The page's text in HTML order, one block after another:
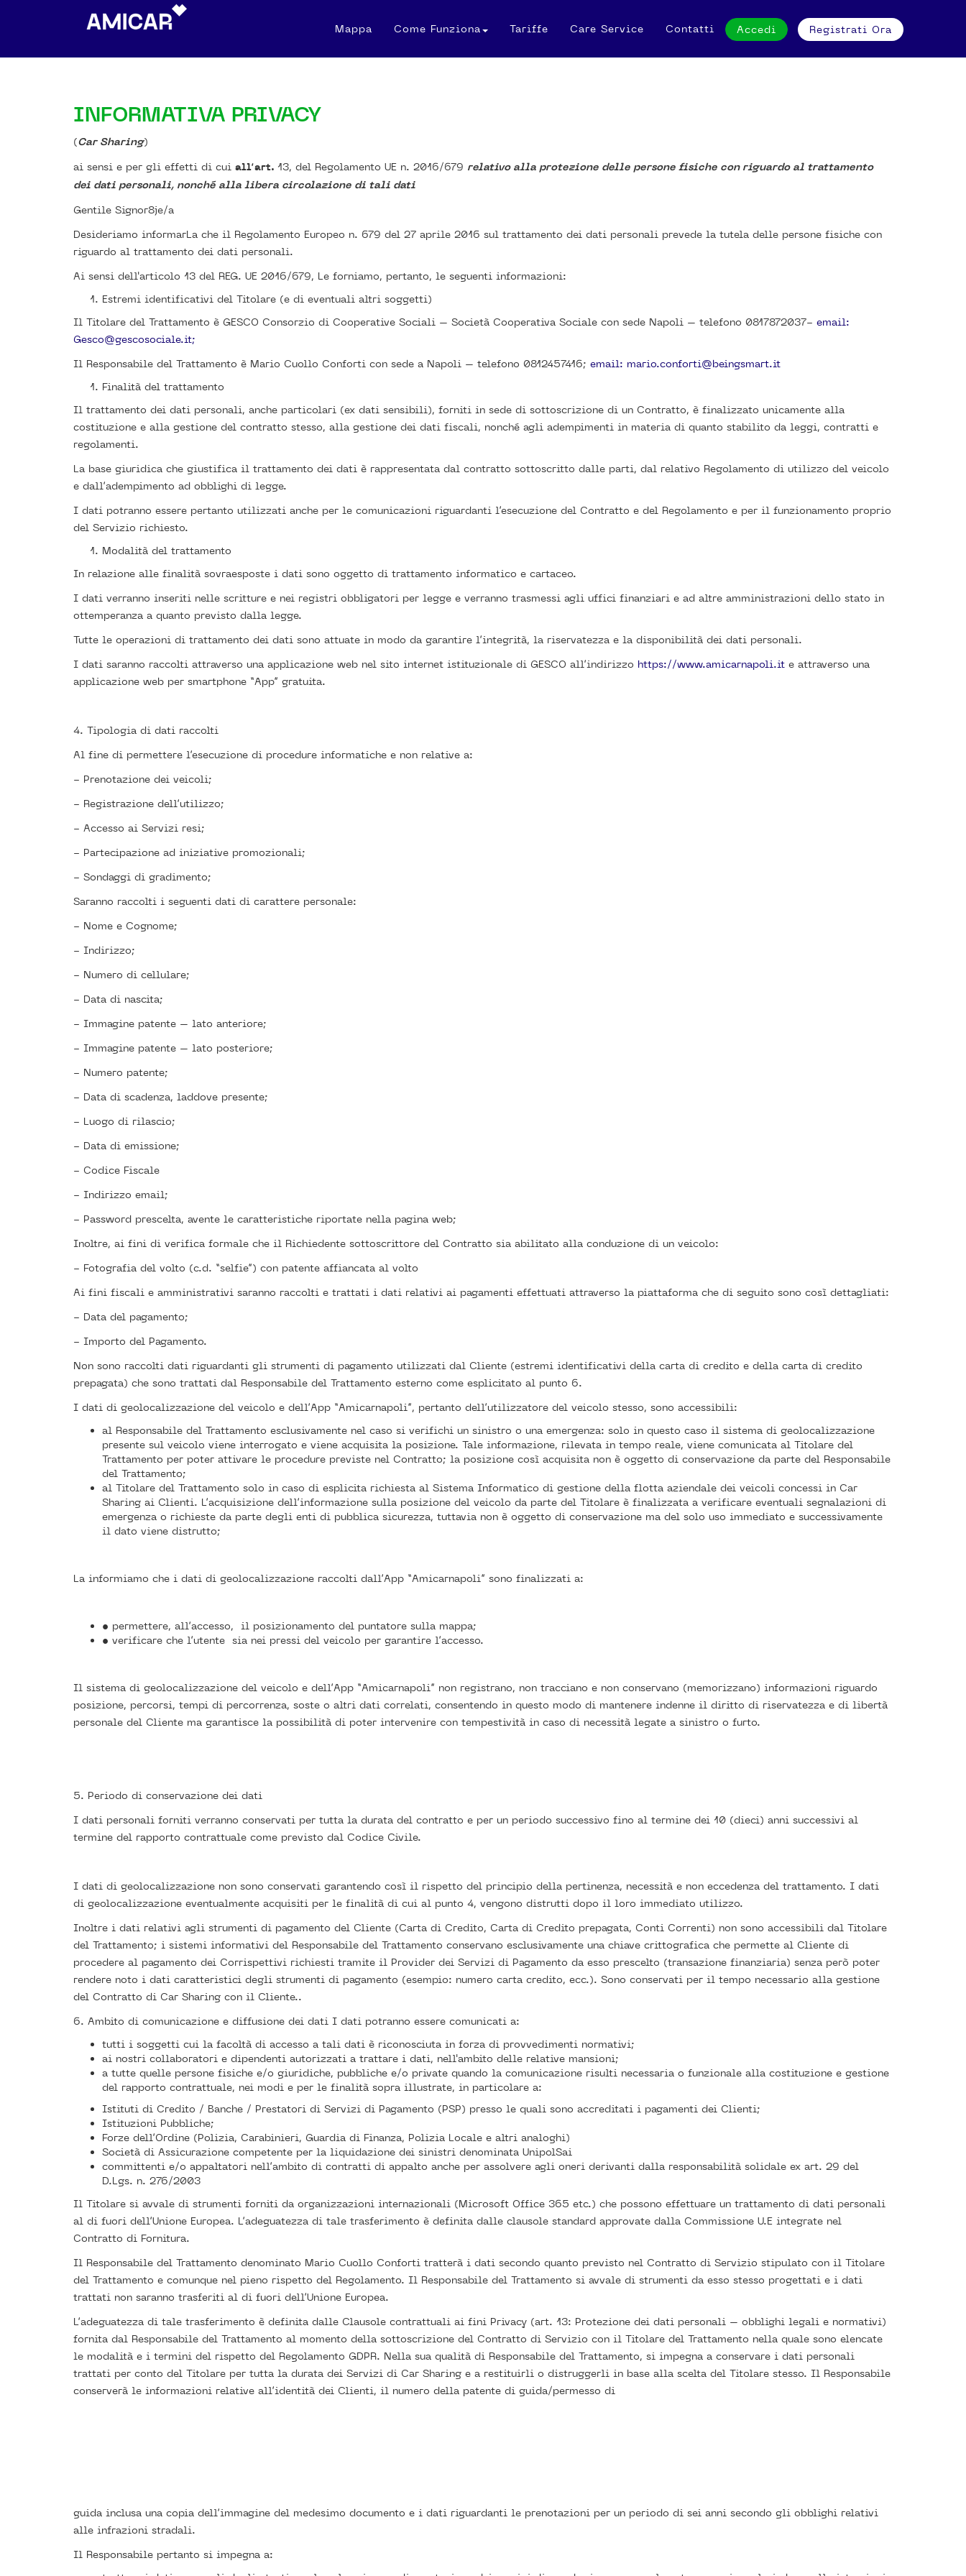
Mappa Come Funziona Tariffe Care Service Contatti Accedi Registrati Ora
INFORMATIVA PRIVACY
(Car Sharing)
ai sensi e per gli effetti di cui all’art. 13, del Regolamento UE n. 2016/679 relativo alla protezione delle persone fisiche con riguardo al trattamento
dei dati personali, nonché alla libera circolazione di tali dati
Gentile Signor8je/a
Desideriamo informarLa che il Regolamento Europeo n. 679 del 27 aprile 2016 sul trattamento dei dati personali prevede la tutela delle persone fisiche con
riguardo al trattamento dei dati personali.
Ai sensi dell'articolo 13 del REG. UE 2016/679, Le forniamo, pertanto, le seguenti informazioni:
Estremi identificativi del Titolare (e di eventuali altri soggetti)
Il Titolare del Trattamento è GESCO Consorzio di Cooperative Sociali – Società Cooperativa Sociale con sede Napoli – telefono 0817872037- email:
Gesco@gescosociale.it;
Il Responsabile del Trattamento è Mario Cuollo Conforti con sede a Napoli – telefono 0812457416; email: mario.conforti@beingsmart.it
Finalità del trattamento
Il trattamento dei dati personali, anche particolari (ex dati sensibili), forniti in sede di sottoscrizione di un Contratto, è finalizzato unicamente alla
costituzione e alla gestione del contratto stesso, alla gestione dei dati fiscali, nonché agli adempimenti in materia di quanto stabilito da leggi, contratti e
regolamenti.
La base giuridica che giustifica il trattamento dei dati è rappresentata dal contratto sottoscritto dalle parti, dal relativo Regolamento di utilizzo del veicolo
e dall’adempimento ad obblighi di legge.
I dati potranno essere pertanto utilizzati anche per le comunicazioni riguardanti l’esecuzione del Contratto e del Regolamento e per il funzionamento proprio
del Servizio richiesto.
Modalità del trattamento
In relazione alle finalità sovraesposte i dati sono oggetto di trattamento informatico e cartaceo.
I dati verranno inseriti nelle scritture e nei registri obbligatori per legge e verranno trasmessi agli uffici finanziari e ad altre amministrazioni dello stato in
ottemperanza a quanto previsto dalla legge.
Tutte le operazioni di trattamento dei dati sono attuate in modo da garantire l’integrità, la riservatezza e la disponibilità dei dati personali.
I dati saranno raccolti attraverso una applicazione web nel sito internet istituzionale di GESCO all’indirizzo https://www.amicarnapoli.it e attraverso una
applicazione web per smartphone “App” gratuita.
4. Tipologia di dati raccolti
Al fine di permettere l’esecuzione di procedure informatiche e non relative a:
- Prenotazione dei veicoli;
- Registrazione dell’utilizzo;
- Accesso ai Servizi resi;
- Partecipazione ad iniziative promozionali;
- Sondaggi di gradimento;
Saranno raccolti i seguenti dati di carattere personale:
- Nome e Cognome;
- Indirizzo;
- Numero di cellulare;
- Data di nascita;
- Immagine patente – lato anteriore;
- Immagine patente – lato posteriore;
- Numero patente;
- Data di scadenza, laddove presente;
- Luogo di rilascio;
- Data di emissione;
- Codice Fiscale
- Indirizzo email;
- Password prescelta, avente le caratteristiche riportate nella pagina web;
Inoltre, ai fini di verifica formale che il Richiedente sottoscrittore del Contratto sia abilitato alla conduzione di un veicolo:
- Fotografia del volto (c.d. “selfie”) con patente affiancata al volto
Ai fini fiscali e amministrativi saranno raccolti e trattati i dati relativi ai pagamenti effettuati attraverso la piattaforma che di seguito sono così dettagliati:
- Data del pagamento;
- Importo del Pagamento.
Non sono raccolti dati riguardanti gli strumenti di pagamento utilizzati dal Cliente (estremi identificativi della carta di credito e della carta di credito
prepagata) che sono trattati dal Responsabile del Trattamento esterno come esplicitato al punto 6.
I dati di geolocalizzazione del veicolo e dell’App “Amicarnapoli”, pertanto dell’utilizzatore del veicolo stesso, sono accessibili:
al Responsabile del Trattamento esclusivamente nel caso si verifichi un sinistro o una emergenza: solo in questo caso il sistema di geolocalizzazione
presente sul veicolo viene interrogato e viene acquisita la posizione. Tale informazione, rilevata in tempo reale, viene comunicata al Titolare del
Trattamento per poter attivare le procedure previste nel Contratto; la posizione così acquisita non è oggetto di conservazione da parte del Responsabile
del Trattamento;
al Titolare del Trattamento solo in caso di esplicita richiesta al Sistema Informatico di gestione della flotta aziendale dei veicoli concessi in Car
Sharing ai Clienti. L’acquisizione dell’informazione sulla posizione del veicolo da parte del Titolare è finalizzata a verificare eventuali segnalazioni di
emergenza o richieste da parte degli enti di pubblica sicurezza, tuttavia non è oggetto di conservazione ma del solo uso immediato e successivamente
il dato viene distrutto;
La informiamo che i dati di geolocalizzazione raccolti dall’App “Amicarnapoli” sono finalizzati a:
• permettere, all’accesso,
il posizionamento del puntatore sulla mappa;
• verificare che l’utente sia nei pressi del veicolo per garantire l’accesso.
Il sistema di geolocalizzazione del veicolo e dell’App “Amicarnapoli” non registrano, non tracciano e non conservano (memorizzano) informazioni riguardo
posizione, percorsi, tempi di percorrenza, soste o altri dati correlati, consentendo in questo modo di mantenere indenne il diritto di riservatezza e di libertà
personale del Cliente ma garantisce la possibilità di poter intervenire con tempestività in caso di necessità legate a sinistro o furto.
5. Periodo di conservazione dei dati
I dati personali forniti verranno conservati per tutta la durata del contratto e per un periodo successivo fino al termine dei 10 (dieci) anni successivi al
termine del rapporto contrattuale come previsto dal Codice Civile.
I dati di geolocalizzazione non sono conservati garantendo così il rispetto del principio della pertinenza, necessità e non eccedenza del trattamento. I dati
di geolocalizzazione eventualmente acquisiti per le finalità di cui al punto 4, vengono distrutti dopo il loro immediato utilizzo.
Inoltre i dati relativi agli strumenti di pagamento del Cliente (Carta di Credito, Carta di Credito prepagata, Conti Correnti) non sono accessibili dal Titolare
del Trattamento; i sistemi informativi del Responsabile del Trattamento conservano esclusivamente una chiave crittografica che permette al Cliente di
procedere al pagamento dei Corrispettivi richiesti tramite il Provider dei Servizi di Pagamento da esso prescelto (transazione finanziaria) senza però poter
rendere noto i dati caratteristici degli strumenti di pagamento (esempio: numero carta credito, ecc.). Sono conservati per il tempo necessario alla gestione
del Contratto di Car Sharing con il Cliente..
6. Ambito di comunicazione e diffusione dei dati I dati potranno essere comunicati a:
tutti i soggetti cui la facoltà di accesso a tali dati è riconosciuta in forza di provvedimenti normativi;
ai nostri collaboratori e dipendenti autorizzati a trattare i dati, nell'ambito delle relative mansioni;
a tutte quelle persone fisiche e/o giuridiche, pubbliche e/o private quando la comunicazione risulti necessaria o funzionale alla costituzione e gestione
del rapporto contrattuale, nei modi e per le finalità sopra illustrate, in particolare a:
Istituti di Credito / Banche / Prestatori di Servizi di Pagamento (PSP) presso le quali sono accreditati i pagamenti dei Clienti;
Istituzioni Pubbliche;
Forze dell’Ordine (Polizia, Carabinieri, Guardia di Finanza, Polizia Locale e altri analoghi)
Società di Assicurazione competente per la liquidazione dei sinistri denominata UnipolSai
committenti e/o appaltatori nell’ambito di contratti di appalto anche per assolvere agli oneri derivanti dalla responsabilità solidale ex art. 29 del
D.Lgs. n. 276/2003
Il Titolare si avvale di strumenti forniti da organizzazioni internazionali (Microsoft Office 365 etc.) che possono effettuare un trattamento di dati personali
al di fuori dell’Unione Europea. L’adeguatezza di tale trasferimento è definita dalle clausole standard approvate dalla Commissione U.E integrate nel
Contratto di Fornitura.
Il Responsabile del Trattamento denominato Mario Cuollo Conforti tratterà i dati secondo quanto previsto nel Contratto di Servizio stipulato con il Titolare
del Trattamento e comunque nel pieno rispetto del Regolamento. Il Responsabile del Trattamento si avvale di strumenti da esso stesso progettati e i dati
trattati non saranno trasferiti al di fuori dell’Unione Europea.
L’adeguatezza di tale trasferimento è definita dalle Clausole contrattuali ai fini Privacy (art. 13: Protezione dei dati personali – obblighi legali e normativi)
fornita dal Responsabile del Trattamento al momento della sottoscrizione del Contratto di Servizio con il Titolare del Trattamento nella quale sono elencate
le modalità e i termini del rispetto del Regolamento GDPR. Nella sua qualità di Responsabile del Trattamento, si impegna a conservare i dati personali
trattati per conto del Titolare per tutta la durata dei Servizi di Car Sharing e a restituirli o distruggerli in base alla scelta del Titolare stesso. Il Responsabile
conserverà le informazioni relative all’identità dei Clienti, il numero della patente di guida/permesso di
guida inclusa una copia dell’immagine del medesimo documento e i dati riguardanti le prenotazioni per un periodo di sei anni secondo gli obblighi relativi
alle infrazioni stradali.
Il Responsabile pertanto si impegna a: